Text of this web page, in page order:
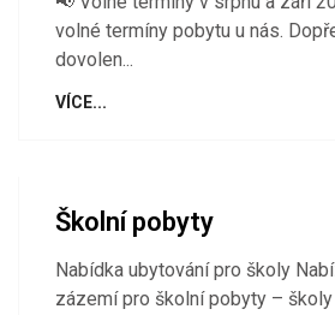
volné termíny pobytu u nás.
dovolen...
VÍCE...
Školní pobyty
Nabídka ubytování pro školy
zázemí pro školní pobyty –